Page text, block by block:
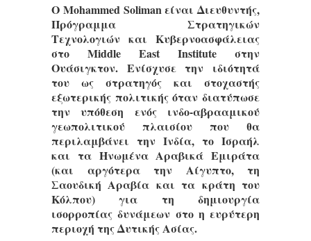
Ο Mohammed Soliman είναι Διευθυντής,
Πρόγραμμα Στρατηγικών
Τεχνολογιών και Κυβερνοασφάλειας
στο Middle East Institute στην
Ουάσιγκτον. Ενίσχυσε την ιδιότητά
του ως στρατηγός και στοχαστής
εξωτερικής πολιτικής όταν διατύπωσε
την υπόθεση ενός ινδο-αβρααμικού
γεωπολιτικού πλαισίου που θα
περιλαμβάνει την Ινδία, το Ισραήλ
και τα Ηνωμένα Αραβικά Εμιράτα
(και αργότερα την Αίγυπτο, τη
Σαουδική Αραβία και τα κράτη του
Κόλπου) για τη δημιουργία
ισορροπίας δυνάμεων στο η ευρύτερη
περιοχή της Δυτικής Ασίας.